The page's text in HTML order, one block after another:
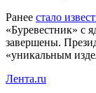
Ранее стало
«Буревестник» с
завершены.
«уникальным
Лента.ru